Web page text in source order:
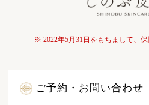
※ 2022年5月31日をもちまして、
ご予約・お問い合わせ